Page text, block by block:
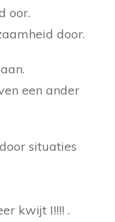
oor.
door.
een ander
situaties
kwijt I!!!! .